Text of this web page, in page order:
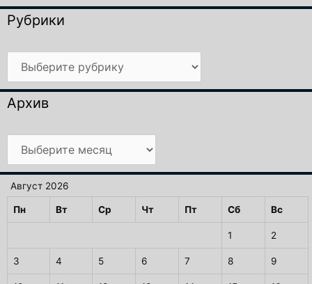
Рубрики
Архив
Август 2026
Пн Вт Ср Чт Пт Сб Вс
1 2
3 4 5 6 7 8 9